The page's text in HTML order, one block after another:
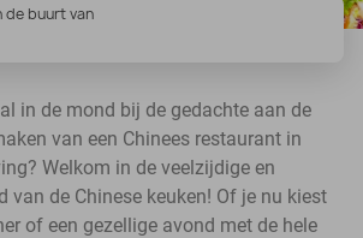
de buurt van
in de mond bij de gedachte aan de
van een Chinees restaurant in
Welkom in de veelzijdige en
van de Chinese keuken! Of je nu kiest
of een gezellige avond met de hele